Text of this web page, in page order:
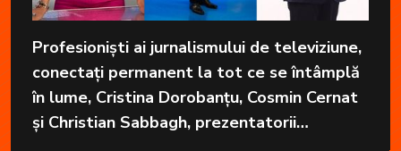
Profesioniști ai jurnalismului de televiziune,
conectați permanent la tot ce se întâmplă
în lume, Cristina Dorobanțu, Cosmin Cernat
și Christian Sabbagh, prezentatorii